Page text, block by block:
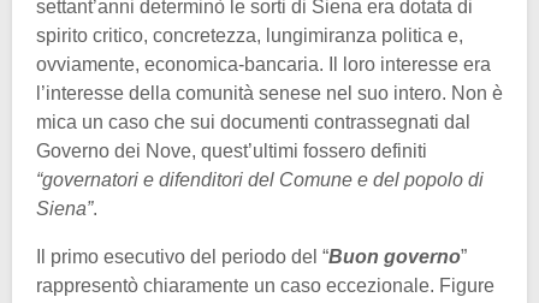
settant’anni determinò le sorti di Siena era dotata di
spirito critico, concretezza, lungimiranza politica e,
ovviamente, economica-bancaria. Il loro interesse era
l’interesse della comunità senese nel suo intero. Non è
mica un caso che sui documenti contrassegnati dal
Governo dei Nove, quest’ultimi fossero definiti
“governatori e difenditori del Comune e del popolo di
Siena”.
Il primo esecutivo del periodo del “Buon governo”
rappresentò chiaramente un caso eccezionale. Figure